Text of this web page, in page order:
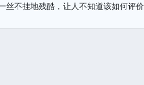
丝不挂地残酷，让人不知道该如何评价